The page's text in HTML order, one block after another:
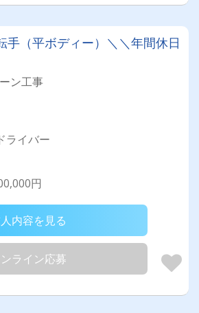
手（平ボディー）＼＼年間休日
ン工事
ライバー
円
内容を見る
ライン応募